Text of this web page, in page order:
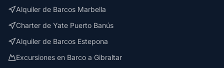
Alquiler de Barcos Marbella
Charter de Yate Puerto Banús
Alquiler de Barcos Estepona
Excursiones en Barco a Gibraltar